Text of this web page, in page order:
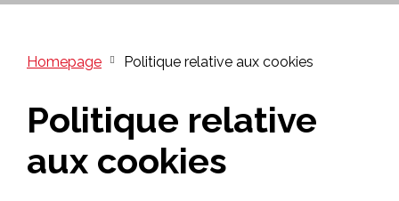
Homepage Politique relative aux cookies
Politique relative
aux cookies